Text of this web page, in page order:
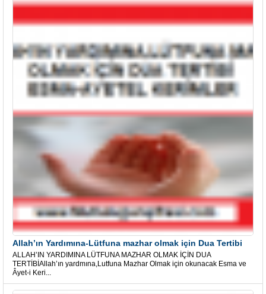
Allah’ın Yardımına-Lütfuna mazhar olmak için Dua Tertibi
ALLAH’IN YARDIMINA LÜTFUNA MAZHAR OLMAK İÇİN DUA
TERTİBİAllah’ın yardmına,Lutfuna Mazhar Olmak için okunacak Esma ve
Âyet-i Keri...